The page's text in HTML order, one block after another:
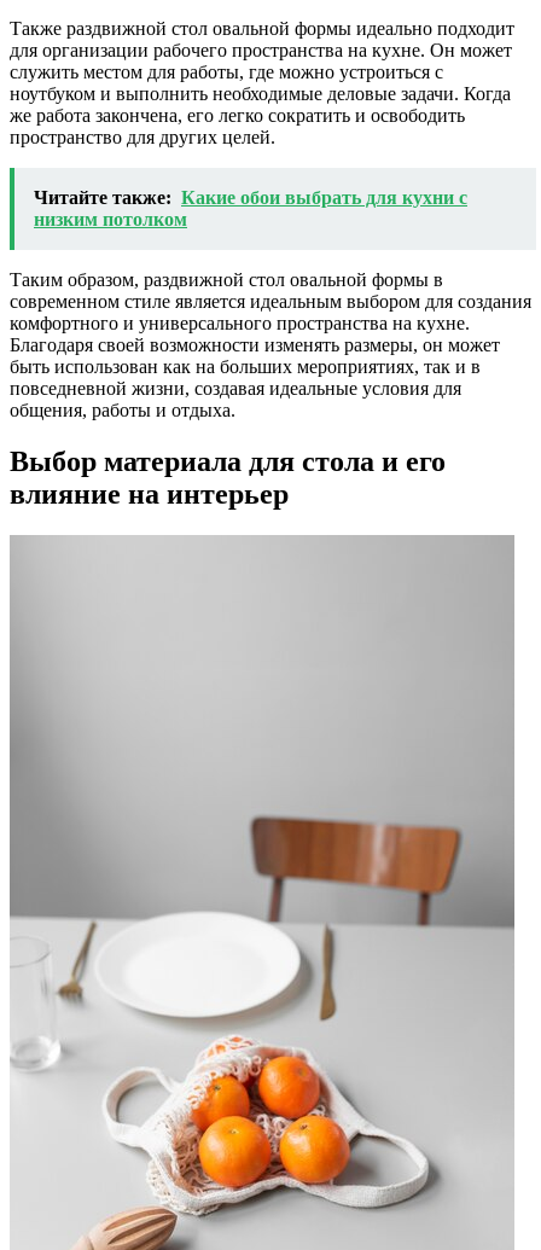
Также раздвижной стол овальной формы идеально подходит
для организации рабочего пространства на кухне. Он может
служить местом для работы, где можно устроиться с
ноутбуком и выполнить необходимые деловые задачи. Когда
же работа закончена, его легко сократить и освободить
пространство для других целей.
Читайте также: Какие обои выбрать для кухни с
низким потолком
Таким образом, раздвижной стол овальной формы в
современном стиле является идеальным выбором для создания
комфортного и универсального пространства на кухне.
Благодаря своей возможности изменять размеры, он может
быть использован как на больших мероприятиях, так и в
повседневной жизни, создавая идеальные условия для
общения, работы и отдыха.
Выбор материала для стола и его
влияние на интерьер